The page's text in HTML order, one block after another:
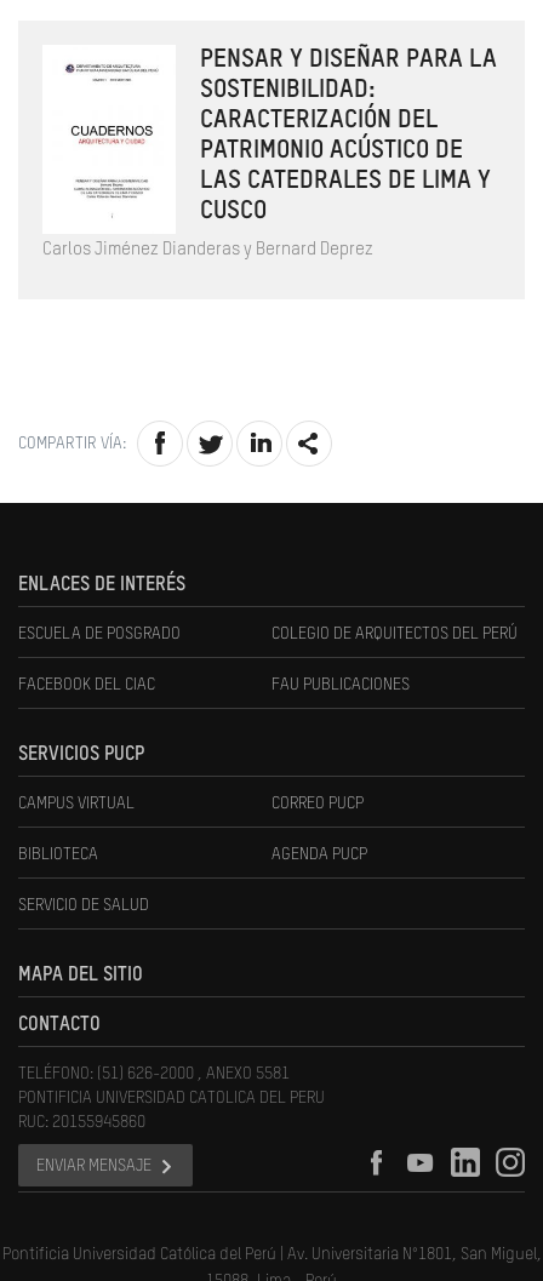
PENSAR Y DISEÑAR PARA LA
SOSTENIBILIDAD:
CARACTERIZACIÓN DEL
PATRIMONIO ACÚSTICO DE
LAS CATEDRALES DE LIMA Y
CUSCO
Carlos Jiménez Dianderas y Bernard Deprez
COMPARTIR VÍA:
ENLACES DE INTERÉS
ESCUELA DE POSGRADO COLEGIO DE ARQUITECTOS DEL PERÚ
FACEBOOK DEL CIAC FAU PUBLICACIONES
SERVICIOS PUCP
CAMPUS VIRTUAL CORREO PUCP
BIBLIOTECA AGENDA PUCP
SERVICIO DE SALUD
MAPA DEL SITIO
CONTACTO
TELÉFONO: (51) 626-2000 , ANEXO 5581
PONTIFICIA UNIVERSIDAD CATOLICA DEL PERU
RUC: 20155945860
ENVIAR MENSAJE
Pontificia Universidad Católica del Perú | Av. Universitaria N°1801, San Miguel,